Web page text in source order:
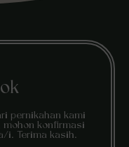
pernikahan kami
konfirmasi
i. Terima kasih.